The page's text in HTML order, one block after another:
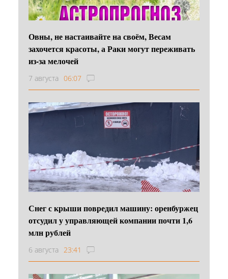
Овны, не настаивайте на своём, Весам
захочется красоты, а Раки могут переживать
из-за мелочей
7 августа 06:07
Снег с крыши повредил машину: оренбуржец
отсудил у управляющей компании почти 1,6
млн рублей
6 августа 23:41